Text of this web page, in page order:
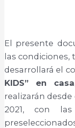
El presente
las condiciones,
desarrollará el
KIDS” en
realizarán
2021, con